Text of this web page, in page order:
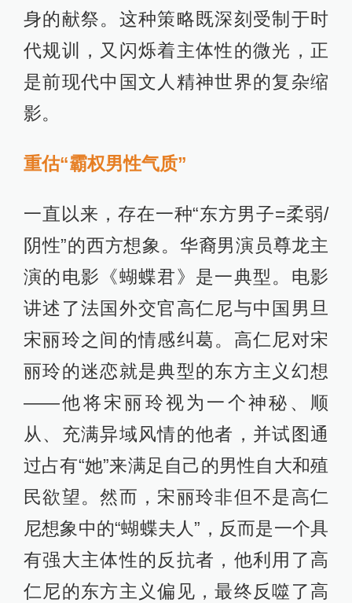
身的献祭。这种策略既深刻受制于时
代规训，又闪烁着主体性的微光，正
是前现代中国文人精神世界的复杂缩
影。
重估“霸权男性气质”
一直以来，存在一种“东方男子=柔弱/
阴性”的西方想象。华裔男演员尊龙主
演的电影《蝴蝶君》是一典型。电影
讲述了法国外交官高仁尼与中国男旦
宋丽玲之间的情感纠葛。高仁尼对宋
丽玲的迷恋就是典型的东方主义幻想
——他将宋丽玲视为一个神秘、顺
从、充满异域风情的他者，并试图通
过占有“她”来满足自己的男性自大和殖
民欲望。然而，宋丽玲非但不是高仁
尼想象中的“蝴蝶夫人”，反而是一个具
有强大主体性的反抗者，他利用了高
仁尼的东方主义偏见，最终反噬了高